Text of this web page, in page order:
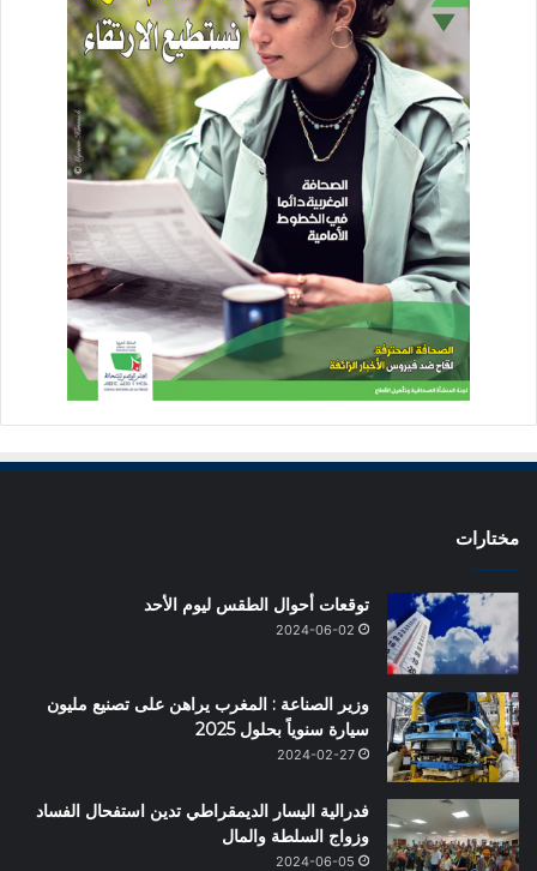
مختارات
توقعات أحوال الطقس ليوم الأحد
2024-06-02
وزير الصناعة : المغرب يراهن على تصنيع مليون
سيارة سنوياً بحلول 2025‬
2024-02-27
فدرالية اليسار الديمقراطي تدين استفحال الفساد
وزواج السلطة والمال
2024-06-05